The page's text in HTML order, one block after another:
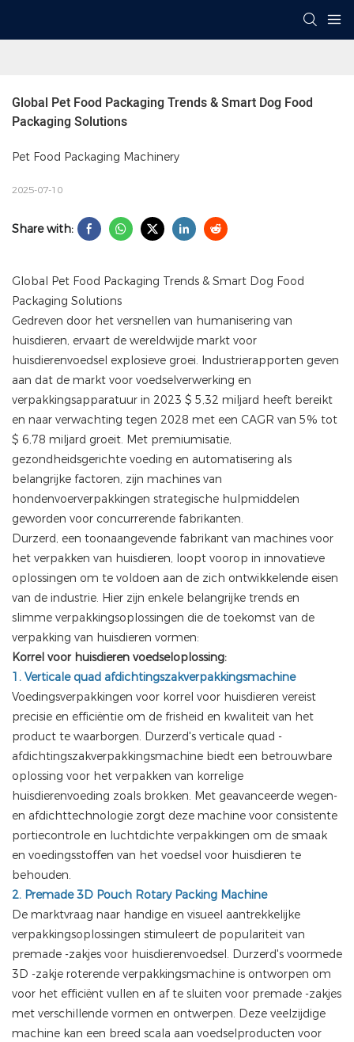
Global Pet Food Packaging Trends & Smart Dog Food
Packaging Solutions
Pet Food Packaging Machinery
2025-07-10
Share with:
Global Pet Food Packaging Trends & Smart Dog Food
Packaging Solutions
Gedreven door het versnellen van humanisering van
huisdieren, ervaart de wereldwijde markt voor
huisdierenvoedsel explosieve groei. Industrierapporten geven
aan dat de markt voor voedselverwerking en
verpakkingsapparatuur in 2023 $ 5,32 miljard heeft bereikt
en naar verwachting tegen 2028 met een CAGR van 5% tot
$ 6,78 miljard groeit. Met premiumisatie,
gezondheidsgerichte voeding en automatisering als
belangrijke factoren, zijn machines van
hondenvoerverpakkingen strategische hulpmiddelen
geworden voor concurrerende fabrikanten.
Durzerd, een toonaangevende fabrikant van machines voor
het verpakken van huisdieren, loopt voorop in innovatieve
oplossingen om te voldoen aan de zich ontwikkelende eisen
van de industrie. Hier zijn enkele belangrijke trends en
slimme verpakkingsoplossingen die de toekomst van de
verpakking van huisdieren vormen:
Korrel voor huisdieren voedseloplossing:
1. Verticale quad afdichtingszakverpakkingsmachine
Voedingsverpakkingen voor korrel voor huisdieren vereist
precisie en efficiëntie om de frisheid en kwaliteit van het
product te waarborgen. Durzerd's verticale quad -
afdichtingszakverpakkingsmachine biedt een betrouwbare
oplossing voor het verpakken van korrelige
huisdierenvoeding zoals brokken. Met geavanceerde wegen-
en afdichttechnologie zorgt deze machine voor consistente
portiecontrole en luchtdichte verpakkingen om de smaak
en voedingsstoffen van het voedsel voor huisdieren te
behouden.
2. Premade 3D Pouch Rotary Packing Machine
De marktvraag naar handige en visueel aantrekkelijke
verpakkingsoplossingen stimuleert de populariteit van
premade -zakjes voor huisdierenvoedsel. Durzerd's voormede
3D -zakje roterende verpakkingsmachine is ontworpen om
voor het efficiënt vullen en af te sluiten voor premade -zakjes
met verschillende vormen en ontwerpen. Deze veelzijdige
machine kan een breed scala aan voedselproducten voor